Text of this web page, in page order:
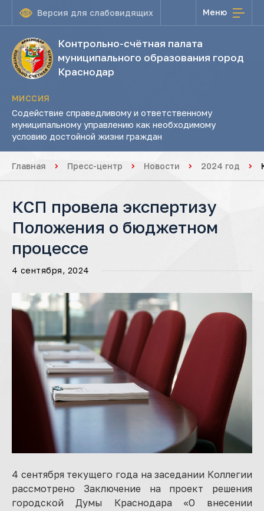
Версия для слабовидящих Меню
Контрольно-счётная палата
муниципального образования город
Краснодар
МИССИЯ
Содействие справедливому и ответственному
муниципальному управлению как необходимому
условию достойной жизни граждан
Главная Пресс-центр Новости 2024 год
КСП провела экспертизу
Положения о бюджетном
процессе
4 сентября, 2024
4 сентября текущего года на заседании Коллегии
рассмотрено Заключение на проект решения
городской Думы Краснодара «О внесении